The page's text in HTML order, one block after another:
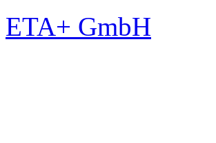
ETA+ GmbH